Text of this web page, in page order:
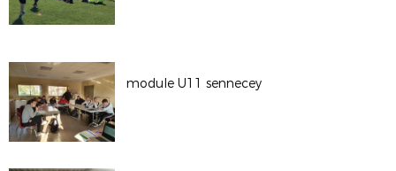
module U11 sennecey